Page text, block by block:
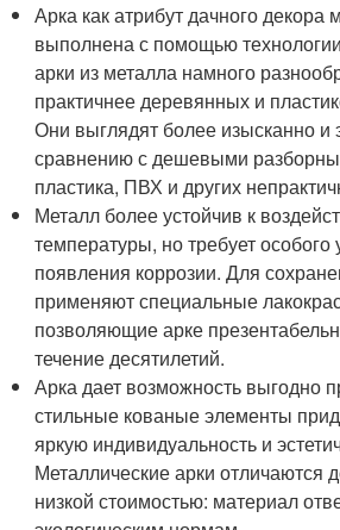
Арка как атрибут дачного декора
выполнена с помощью
арки из металла намного
практичнее деревянных и
Они выглядят более изысканно и
сравнению с дешевыми
пластика, ПВХ и других
Металл более устойчив к
температуры, но требует
появления коррозии. Для
применяют специальные
позволяющие арке
течение десятилетий.
Арка дает возможность выгодно
стильные кованые элементы
яркую индивидуальность и
Металлические арки отличаются
низкой стоимостью: материал